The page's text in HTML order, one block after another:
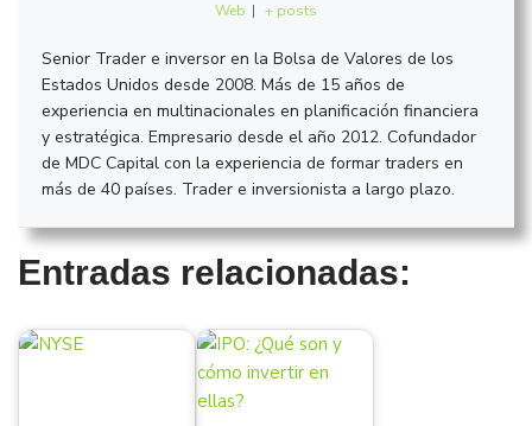
Web | + posts
Senior Trader e inversor en la Bolsa de Valores de los
Estados Unidos desde 2008. Más de 15 años de
experiencia en multinacionales en planificación financiera
y estratégica. Empresario desde el año 2012. Cofundador
de MDC Capital con la experiencia de formar traders en
más de 40 países. Trader e inversionista a largo plazo.
Entradas relacionadas: